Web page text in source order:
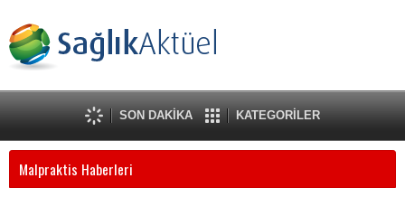
SON DAKİKA KATEGORİLER
Malpraktis Haberleri